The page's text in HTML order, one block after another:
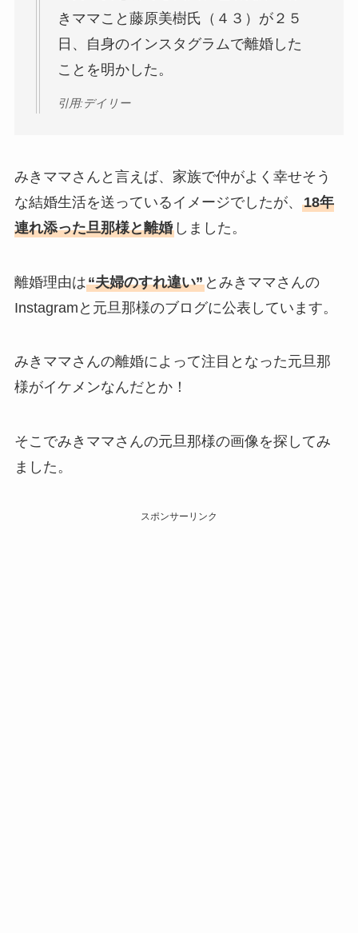
きママこと藤原美樹氏（４３）が２５
日、自身のインスタグラムで離婚した
ことを明かした。
引用:デイリー
みきママさんと言えば、家族で仲がよく幸せそう
な結婚生活を送っているイメージでしたが、 18年
連れ添った旦那様と離婚しました。
離婚理由は“夫婦のすれ違い”とみきママさんの
Instagramと元旦那様のブログに公表しています。
みきママさんの離婚によって注目となった元旦那
様がイケメンなんだとか！
そこでみきママさんの元旦那様の画像を探してみ
ました。
スポンサーリンク